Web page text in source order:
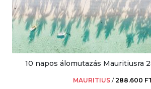
10 napos álomutazás Mauritiusra
MAURITIUS /288.600